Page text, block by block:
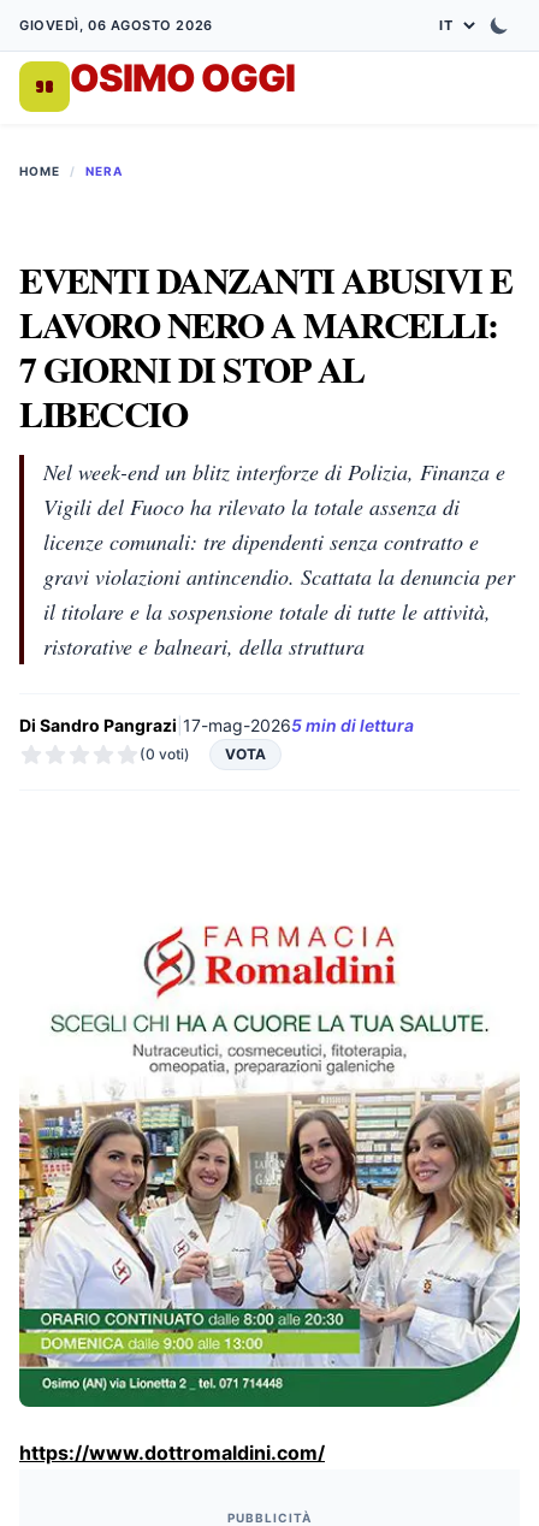
GIOVEDÌ, 06 AGOSTO 2026
OSIMO OGGI
HOME / NERA
EVENTI DANZANTI ABUSIVI E
LAVORO NERO A MARCELLI:
7 GIORNI DI STOP AL
LIBECCIO
Nel week-end un blitz interforze di Polizia, Finanza e
Vigili del Fuoco ha rilevato la totale assenza di
licenze comunali: tre dipendenti senza contratto e
gravi violazioni antincendio. Scattata la denuncia per
il titolare e la sospensione totale di tutte le attività,
ristorative e balneari, della struttura
Di Sandro Pangrazi 17-mag-20265 min di lettura
(0 voti) VOTA
https://www.dottromaldini.com/
PUBBLICITÀ